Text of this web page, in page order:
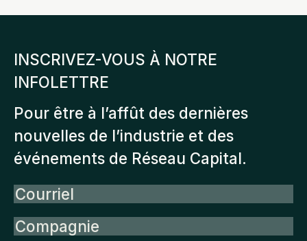
INSCRIVEZ-VOUS À NOTRE
INFOLETTRE
Pour être à l’affût des dernières
nouvelles de l’industrie et des
événements de Réseau Capital.
Courriel
Compagnie